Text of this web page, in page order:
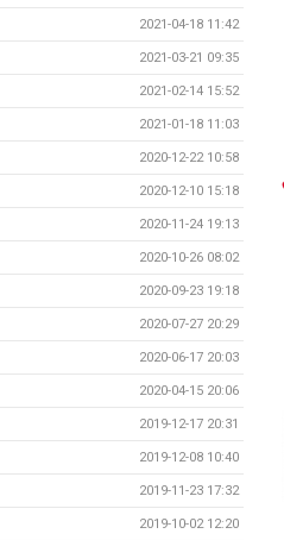
2021-04-18 11:42
2021-03-21 09:35
2021-02-14 15:52
2021-01-18 11:03
2020-12-22 10:58
2020-12-10 15:18
2020-11-24 19:13
2020-10-26 08:02
2020-09-23 19:18
2020-07-27 20:29
2020-06-17 20:03
2020-04-15 20:06
2019-12-17 20:31
2019-12-08 10:40
2019-11-23 17:32
2019-10-02 12:20